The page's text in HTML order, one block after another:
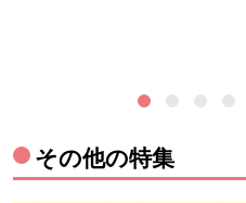
その他の特集